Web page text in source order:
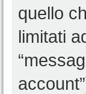
quello
limitati